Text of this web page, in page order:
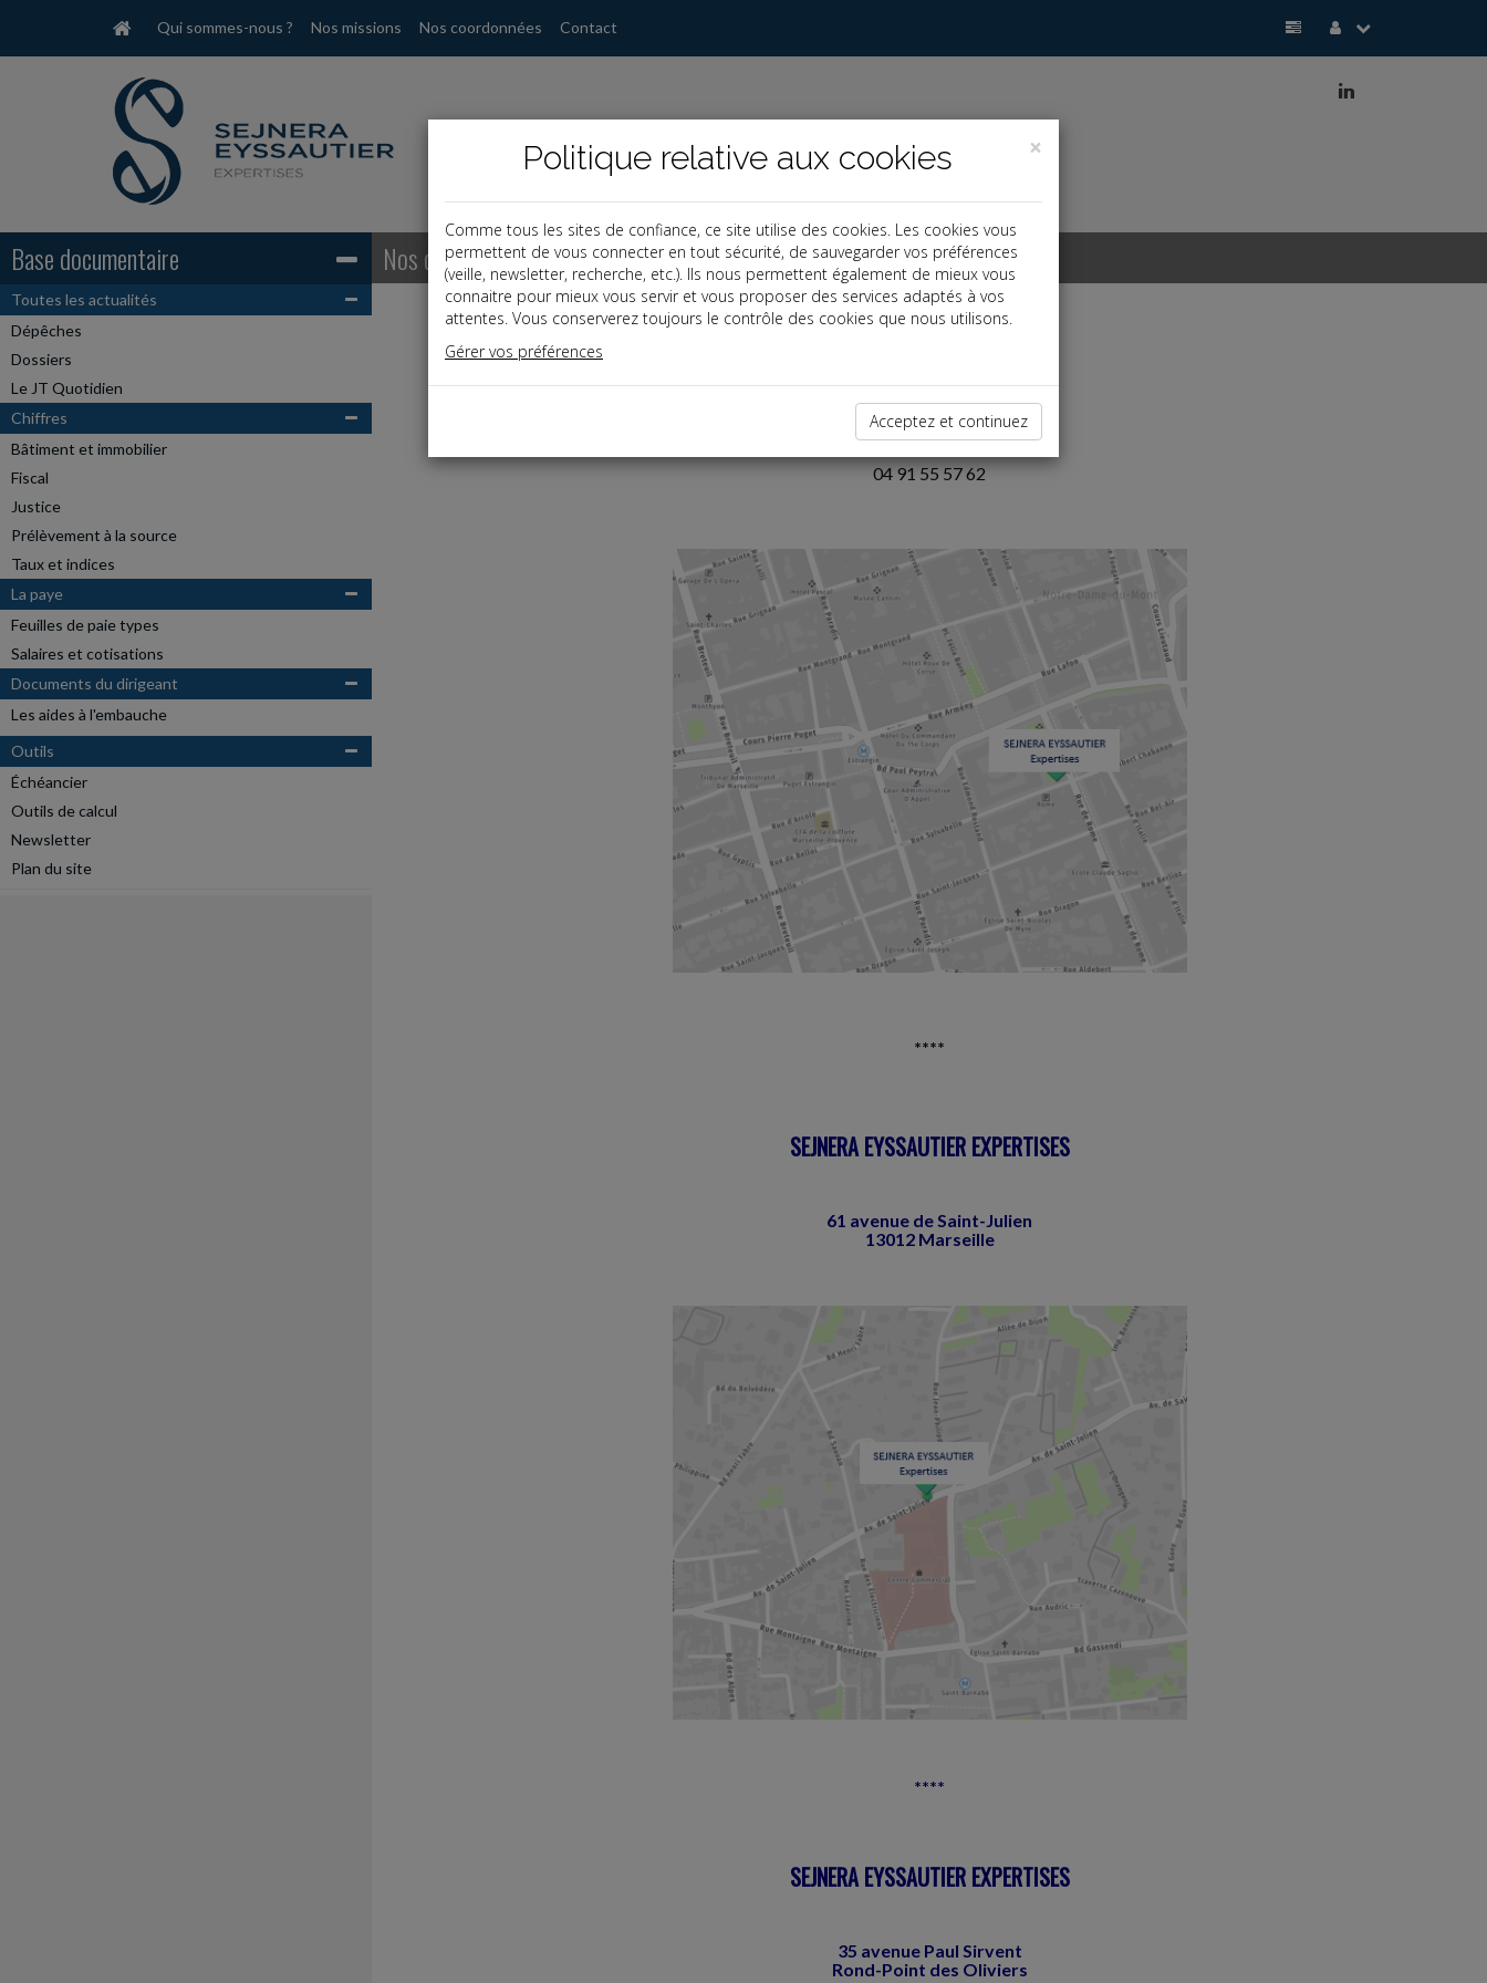
Qui sommes-nous ? Nos missions Nos coordonnées Contact
j
Base documentaire
Toutes les actualités
Dépêches
Dossiers
Le JT Quotidien
Chiffres
Bâtiment et immobilier
Fiscal
Justice
Prélèvement à la source
Taux et indices
La paye
Feuilles de paie types
Salaires et cotisations
Documents du dirigeant
Les aides à l'embauche
Outils
Échéancier
Outils de calcul
Newsletter
Plan du site
Nos coordonnées
25 rue Sylvabelle
13006 Marseille
04 91 55 57 62
****
SEJNERA EYSSAUTIER EXPERTISES
61 avenue de Saint-Julien
13012 Marseille
****
SEJNERA EYSSAUTIER EXPERTISES
35 avenue Paul Sirvent
Rond-Point des Oliviers
×
Politique relative aux cookies
Comme tous les sites de confiance, ce site utilise des cookies. Les cookies vous
permettent de vous connecter en tout sécurité, de sauvegarder vos préférences
(veille, newsletter, recherche, etc.). Ils nous permettent également de mieux vous
connaitre pour mieux vous servir et vous proposer des services adaptés à vos
attentes. Vous conserverez toujours le contrôle des cookies que nous utilisons.
Gérer vos préférences
Acceptez et continuez